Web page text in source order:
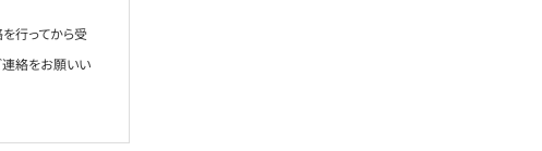
行ってから受
連絡をお願いい